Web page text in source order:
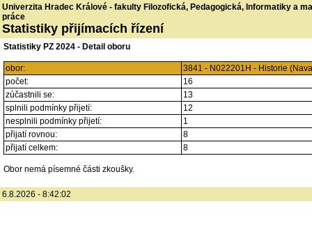
Univerzita Hradec Králové - fakulty Filozofická, Pedagogická, Informatiky a
práce
Statistiky přijímacích řízení
Statistiky PZ 2024 - Detail oboru
obor:
3841 - N022201H - Historie
počet:
16
zúčastnili se:
13
splnili podmínky přijetí:
12
nesplnili podmínky přijetí:
1
přijatí rovnou:
8
přijatí celkem:
8
Obor nemá písemné části zkoušky.
6.8.2026 - 8:42:02